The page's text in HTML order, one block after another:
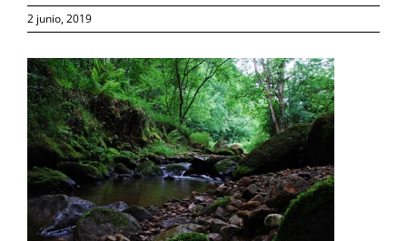
2 junio, 2019
Ver
imagen
más
grande